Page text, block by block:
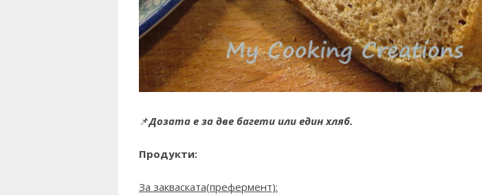
📌Дозата е за две багети или един хляб.
Продукти:
За закваската(префермент):